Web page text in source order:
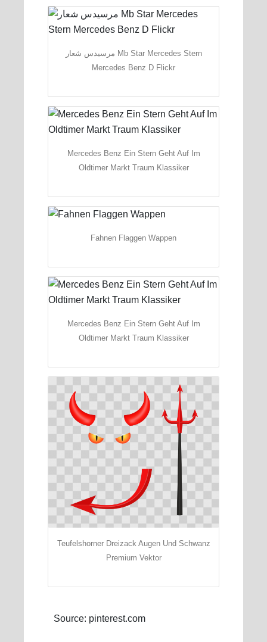
مرسيدس شعار Mb Star Mercedes Stern
Mercedes Benz D Flickr
Mercedes Benz Ein Stern Geht Auf Im
Oldtimer Markt Traum Klassiker
Fahnen Flaggen Wappen
Mercedes Benz Ein Stern Geht Auf Im
Oldtimer Markt Traum Klassiker
Teufelshorner Dreizack Augen Und Schwanz
Premium Vektor
Source: pinterest.com